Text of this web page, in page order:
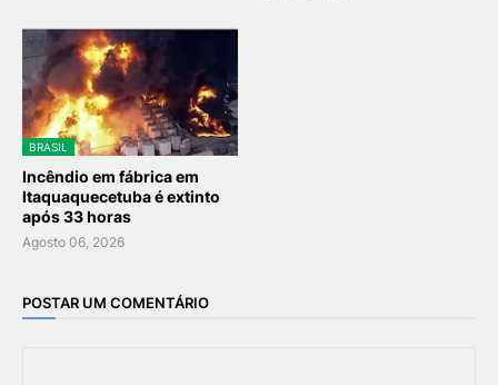
BRASIL
Incêndio em fábrica em
Itaquaquecetuba é extinto
após 33 horas
Agosto 06, 2026
POSTAR UM COMENTÁRIO